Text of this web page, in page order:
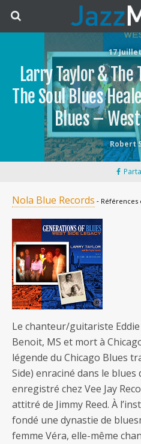
17
Larry Taylor &
The Soul Blues
Blues –
Robert
Nola Blue Records ‐ Références
Le chanteur/guitariste
Benoit, MS et mort à
légende du Chicago Blues
Side) enraciné dans le blues
enregistré chez Vee Jay
attitré de Jimmy Reed. À
fondé une dynastie de
femme Véra, elle-même